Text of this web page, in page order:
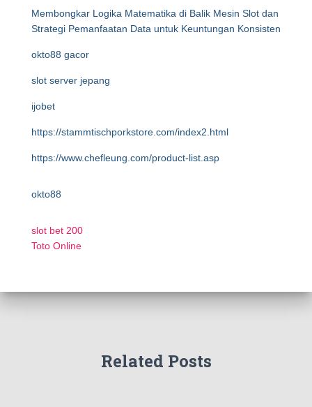
Membongkar Logika Matematika di Balik Mesin Slot dan
Strategi Pemanfaatan Data untuk Keuntungan Konsisten
okto88 gacor
slot server jepang
ijobet
https://stammtischporkstore.com/index2.html
https://www.chefleung.com/product-list.asp
okto88
slot bet 200
Toto Online
Related Posts